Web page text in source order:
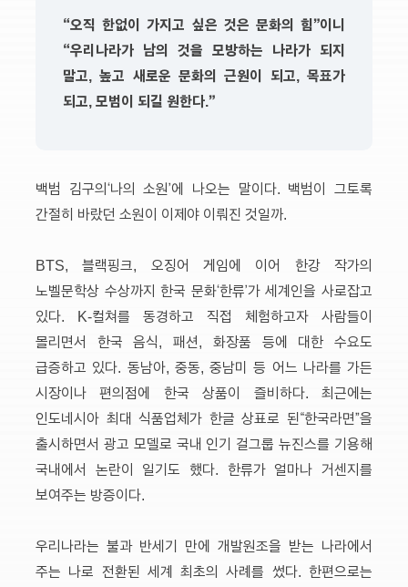
“오직 한없이 가지고 싶은 것은 문화의 힘”이니
“우리나라가 남의 것을 모방하는 나라가 되지
말고, 높고 새로운 문화의 근원이 되고, 목표가
되고, 모범이 되길 원한다.”
백범 김구의‘나의 소원’에 나오는 말이다. 백범이 그토록
간절히 바랐던 소원이 이제야 이뤄진 것일까.
BTS, 블랙핑크, 오징어 게임에 이어 한강 작가의
노벨문학상 수상까지 한국 문화‘한류’가 세계인을 사로잡고
있다. K-컬쳐를 동경하고 직접 체험하고자 사람들이
몰리면서 한국 음식, 패션, 화장품 등에 대한 수요도
급증하고 있다. 동남아, 중동, 중남미 등 어느 나라를 가든
시장이나 편의점에 한국 상품이 즐비하다. 최근에는
인도네시아 최대 식품업체가 한글 상표로 된“한국라면”을
출시하면서 광고 모델로 국내 인기 걸그룹 뉴진스를 기용해
국내에서 논란이 일기도 했다. 한류가 얼마나 거센지를
보여주는 방증이다.
우리나라는 불과 반세기 만에 개발원조을 받는 나라에서
주는 나로 전환된 세계 최초의 사례를 썼다. 한편으로는